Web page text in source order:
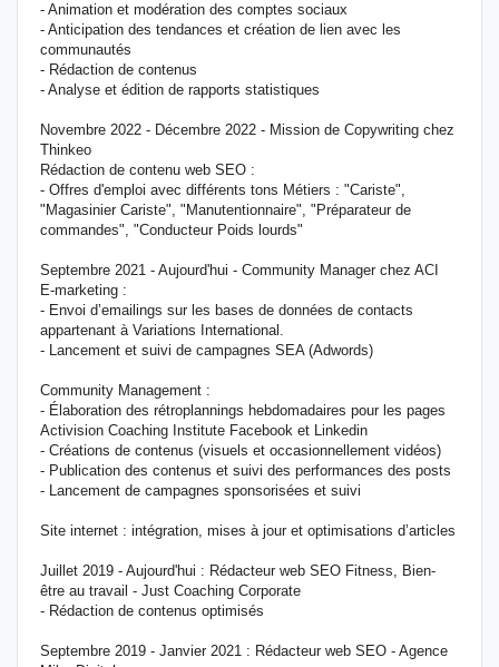
- Animation et modération des comptes sociaux
- Anticipation des tendances et création de lien avec les
communautés
- Rédaction de contenus
- Analyse et édition de rapports statistiques
Novembre 2022 - Décembre 2022 - Mission de Copywriting chez
Thinkeo
Rédaction de contenu web SEO :
- Offres d'emploi avec différents tons Métiers : "Cariste",
"Magasinier Cariste", "Manutentionnaire", "Préparateur de
commandes", "Conducteur Poids lourds"
Septembre 2021 - Aujourd'hui - Community Manager chez ACI
E-marketing :
- Envoi d’emailings sur les bases de données de contacts
appartenant à Variations International.
- Lancement et suivi de campagnes SEA (Adwords)
Community Management :
- Élaboration des rétroplannings hebdomadaires pour les pages
Activision Coaching Institute Facebook et Linkedin
- Créations de contenus (visuels et occasionnellement vidéos)
- Publication des contenus et suivi des performances des posts
- Lancement de campagnes sponsorisées et suivi
Site internet : intégration, mises à jour et optimisations d’articles
Juillet 2019 - Aujourd'hui : Rédacteur web SEO Fitness, Bien-
être au travail - Just Coaching Corporate
- Rédaction de contenus optimisés
Septembre 2019 - Janvier 2021 : Rédacteur web SEO - Agence